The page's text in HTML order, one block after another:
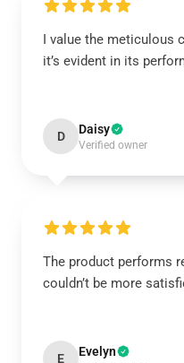
I value the meticulous
it’s evident in its
D Daisy
Verified owner
The product performs
couldn’t be more
E Evelyn